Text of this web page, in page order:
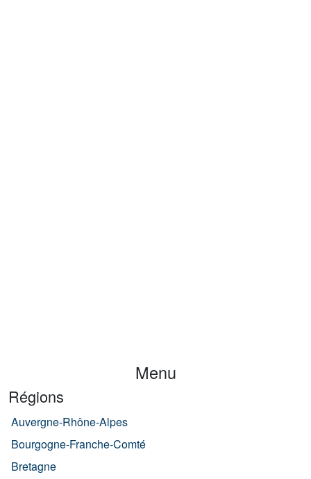
Menu
Régions
Auvergne-Rhône-Alpes
Bourgogne-Franche-Comté
Bretagne